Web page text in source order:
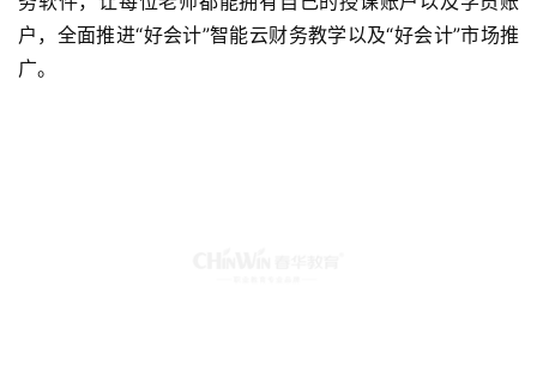
第一课，现场教授各位会计老师熟练运用“好会计”智能云财
务软件，让每位老师都能拥有自己的授课账户以及学员账
户，全面推进“好会计”智能云财务教学以及“好会计”市场推